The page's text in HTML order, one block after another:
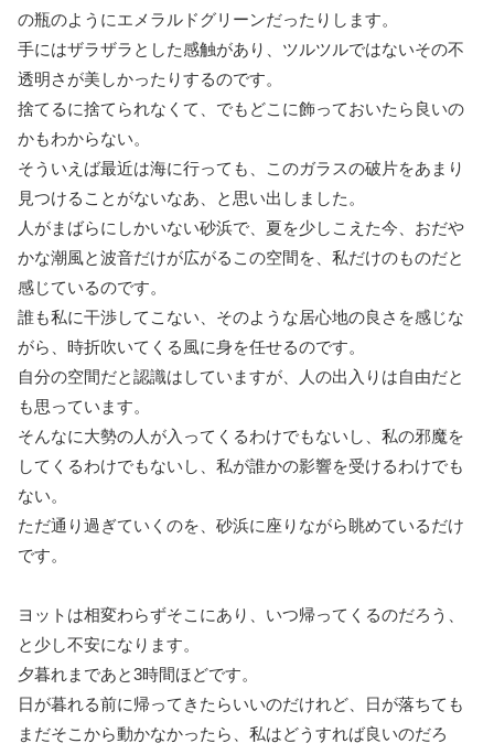
の瓶のようにエメラルドグリーンだったりします。
手にはザラザラとした感触があり、ツルツルではないその不
透明さが美しかったりするのです。
捨てるに捨てられなくて、でもどこに飾っておいたら良いの
かもわからない。
そういえば最近は海に行っても、このガラスの破片をあまり
見つけることがないなあ、と思い出しました。
人がまばらにしかいない砂浜で、夏を少しこえた今、おだや
かな潮風と波音だけが広がるこの空間を、私だけのものだと
感じているのです。
誰も私に干渉してこない、そのような居心地の良さを感じな
がら、時折吹いてくる風に身を任せるのです。
自分の空間だと認識はしていますが、人の出入りは自由だと
も思っています。
そんなに大勢の人が入ってくるわけでもないし、私の邪魔を
してくるわけでもないし、私が誰かの影響を受けるわけでも
ない。
ただ通り過ぎていくのを、砂浜に座りながら眺めているだけ
です。
ヨットは相変わらずそこにあり、いつ帰ってくるのだろう、
と少し不安になります。
夕暮れまであと3時間ほどです。
日が暮れる前に帰ってきたらいいのだけれど、日が落ちても
まだそこから動かなかったら、私はどうすれば良いのだろ